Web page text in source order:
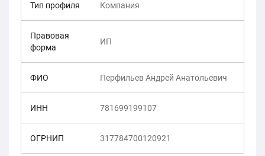
Тип профиля Компания
Правовая
форма
ИП
ФИО Перфильев Андрей Анатольевич
ИНН 781699199107
ОГРНИП 317784700120921